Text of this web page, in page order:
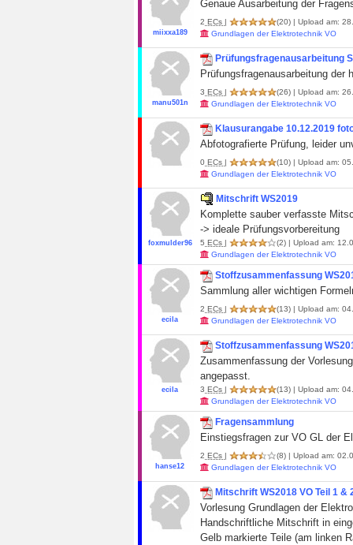
miixxa189
Genaue Ausarbeitung der
2 ECs | (20) | Upload am:
Grundlagen der Elektrotechnik VO
manu501n
Prüfungsfragenausarbeitung
Prüfungsfragenausarbeitung der
3 ECs | (26) | Upload am:
Grundlagen der Elektrotechnik VO
Klausurangabe 10.12.2019
Abfotografierte Prüfung, leider
0 ECs | (10) | Upload am:
Grundlagen der Elektrotechnik VO
foxmulder96
Mitschrift WS2019
Komplette sauber verfasste
-> ideale Prüfungsvorbereitung
5 ECs | (2) | Upload am:
Grundlagen der Elektrotechnik VO
ecila
Stoffzusammenfassung
Sammlung aller wichtigen
2 ECs | (13) | Upload am:
Grundlagen der Elektrotechnik VO
ecila
Stoffzusammenfassung
Zusammenfassung der
angepasst.
3 ECs | (13) | Upload am:
Grundlagen der Elektrotechnik VO
hanse12
Fragensammlung
Einstiegsfragen zur VO GL der
2 ECs | (8) | Upload am:
Grundlagen der Elektrotechnik VO
Mitschrift WS2018 VO Teil 1 &
Vorlesung Grundlagen der
Handschriftliche Mitschrift in
Gelb markierte Teile (am linken